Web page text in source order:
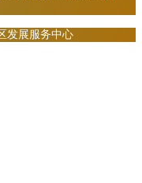
发展服务中心